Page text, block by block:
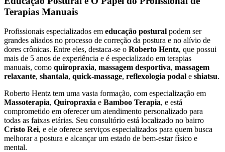
Terapias Manuais
Profissionais especializados em educação postural podem ser
grandes aliados no processo de correção da postura e no alívio de
dores crônicas. Entre eles, destaca-se o Roberto Hentz, que possui
mais de 5 anos de experiência e é especializado em terapias
manuais, como quiropraxia, massagem desportiva, massagem
relaxante, shantala, quick-massage, reflexologia podal e shiatsu.
Roberto Hentz tem uma vasta formação, com especialização em
Massoterapia, Quiropraxia e Bamboo Terapia, e está
comprometido em oferecer um atendimento personalizado para
todas as faixas etárias. Seu consultório está localizado no bairro
Cristo Rei, e ele oferece serviços especializados para quem busca
melhorar a postura e alcançar um estado de bem-estar físico e
mental.